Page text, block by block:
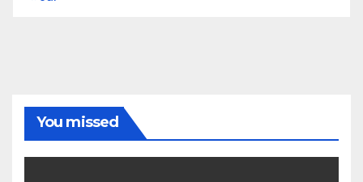
You missed